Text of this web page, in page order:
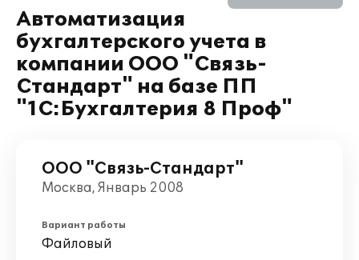
Автоматизация
бухгалтерского учета в
компании ООО "Связь-
Стандарт" на базе ПП
"1С:Бухгалтерия 8 Проф"
ООО "Связь-Стандарт"
Москва, Январь 2008
Вариант работы
Файловый